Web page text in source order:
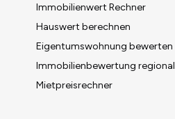
Immobilienwert Rechner
Hauswert berechnen
Eigentumswohnung bewerten
Immobilienbewertung regional
Mietpreisrechner